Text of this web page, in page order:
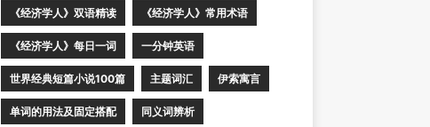
《经济学人》双语精读 《经济学人》常用术语
《经济学人》每日一词 一分钟英语
世界经典短篇小说100篇 主题词汇 伊索寓言
单词的用法及固定搭配 同义词辨析